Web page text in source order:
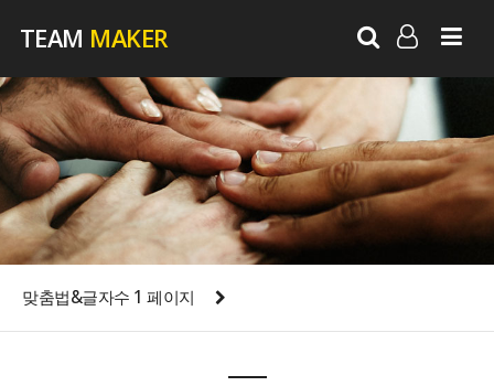
TEAM MAKER
LOG IN
SIGN UP
맞춤법&글자수 1 페이지